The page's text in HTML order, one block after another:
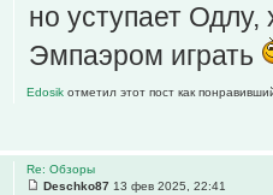
но уступает
Эмпаэром играть
Edosik отметил этот пост как
Re: Обзоры
Deschko87 13 фев 2025, 22:41